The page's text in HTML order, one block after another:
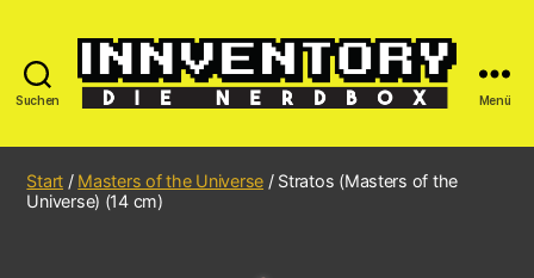
Suchen Menü
Start / Masters of the Universe / Stratos (Masters of the
Universe) (14 cm)